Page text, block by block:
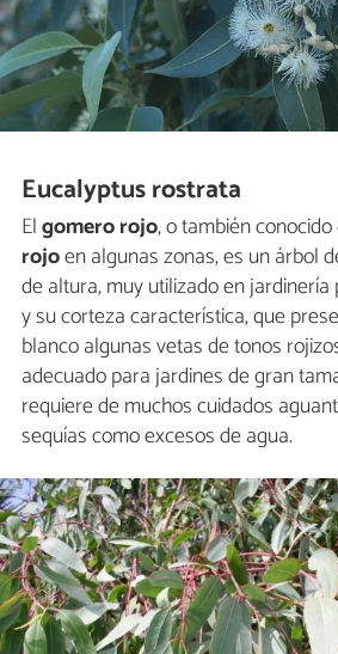
Eucalyptus rostrata
Elgomero rojo, o también
rojoen algunas zonas, es un árbol
de altura, muy utilizado en
y su corteza característica, que
blanco algunas vetas de tonos
adecuado para jardines de gran
requiere de muchos cuidados
sequías como excesos de agua.